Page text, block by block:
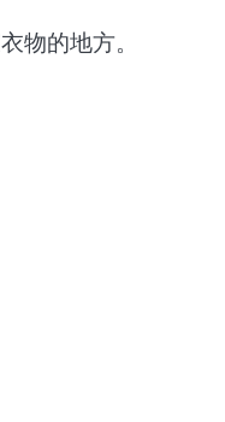
物的地方。